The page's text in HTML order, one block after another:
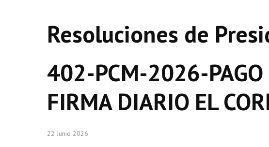
Resoluciones de
402-PCM-2026-PAGO
FIRMA DIARIO EL
22 Junio 2026